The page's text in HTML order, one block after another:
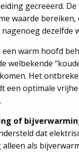
gecreëerd.
waarde
dezelfde
een warm hoofd
welbekende
Het
een optimale
of
dat
als